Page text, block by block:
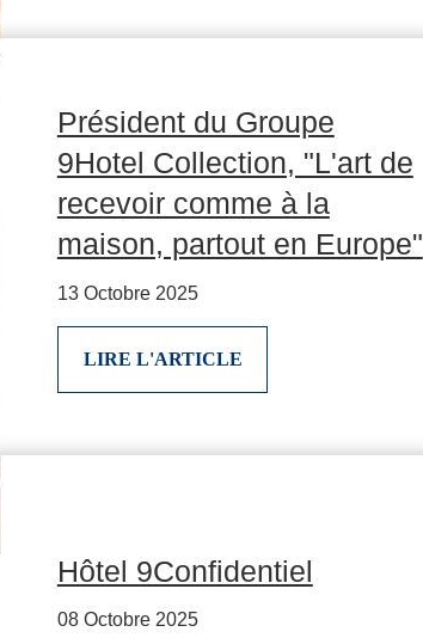
Président du Groupe
9Hotel Collection, "L'art de
recevoir comme à la
maison, partout en Europe"
13 Octobre 2025
LIRE L'ARTICLE
Hôtel 9Confidentiel
08 Octobre 2025